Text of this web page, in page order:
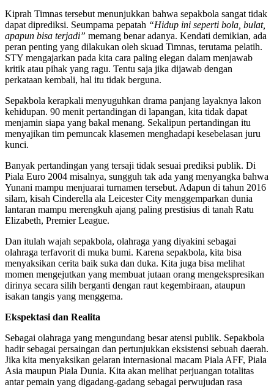
Kiprah Timnas tersebut menunjukkan bahwa sepakbola sangat tidak
dapat diprediksi. Seumpama pepatah “Hidup ini seperti bola, bulat,
apapun bisa terjadi” memang benar adanya. Kendati demikian, ada
peran penting yang dilakukan oleh skuad Timnas, terutama pelatih.
STY mengajarkan pada kita cara paling elegan dalam menjawab
kritik atau pihak yang ragu. Tentu saja jika dijawab dengan
perkataan kembali, hal itu tidak berguna.
Sepakbola kerapkali menyuguhkan drama panjang layaknya lakon
kehidupan. 90 menit pertandingan di lapangan, kita tidak dapat
menjamin siapa yang bakal menang. Sekalipun pertandingan itu
menyajikan tim pemuncak klasemen menghadapi kesebelasan juru
kunci.
Banyak pertandingan yang tersaji tidak sesuai prediksi publik. Di
Piala Euro 2004 misalnya, sungguh tak ada yang menyangka bahwa
Yunani mampu menjuarai turnamen tersebut. Adapun di tahun 2016
silam, kisah Cinderella ala Leicester City menggemparkan dunia
lantaran mampu merengkuh ajang paling prestisius di tanah Ratu
Elizabeth, Premier League.
Dan itulah wajah sepakbola, olahraga yang diyakini sebagai
olahraga terfavorit di muka bumi. Karena sepakbola, kita bisa
menyaksikan cerita baik suka dan duka. Kita juga bisa melihat
momen mengejutkan yang membuat jutaan orang mengekspresikan
dirinya secara silih berganti dengan raut kegembiraan, ataupun
isakan tangis yang menggema.
Ekspektasi dan Realita
Sebagai olahraga yang mengundang besar atensi publik. Sepakbola
hadir sebagai persaingan dan pertunjukkan eksistensi sebuah daerah.
Jika kita menyaksikan gelaran internasional macam Piala AFF, Piala
Asia maupun Piala Dunia. Kita akan melihat perjuangan totalitas
antar pemain yang digadang-gadang sebagai perwujudan rasa